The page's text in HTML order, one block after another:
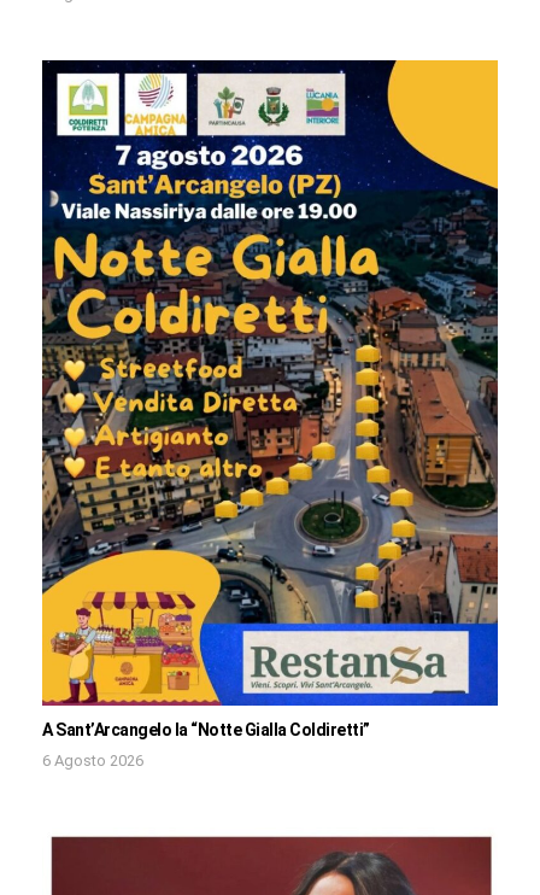
A Sant’Arcangelo la “Notte Gialla Coldiretti”
6 Agosto 2026